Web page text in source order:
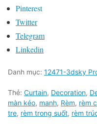
Pinterest
Twitter
Telegram
Linkedin
Danh mục: 12471-3dsky
Thẻ: Curtain, Decoration,
màn kéo, manh, Rèm, rèm
tre, rèm trong suốt, rèm